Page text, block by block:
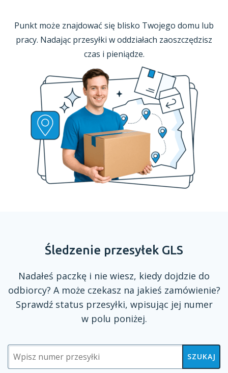
Punkt może znajdować się blisko Twojego domu lub
pracy. Nadając przesyłki w oddziałach zaoszczędzisz
czas i pieniądze.
Śledzenie przesyłek GLS
Nadałeś paczkę i nie wiesz, kiedy dojdzie do
odbiorcy? A może czekasz na jakieś zamówienie?
Sprawdź status przesyłki, wpisując jej numer
w polu poniżej.
SZUKAJ